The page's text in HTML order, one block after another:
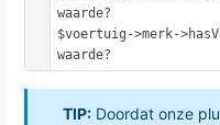
waarde?
$voertuig->merk-
waarde?
TIP: Doordat onze